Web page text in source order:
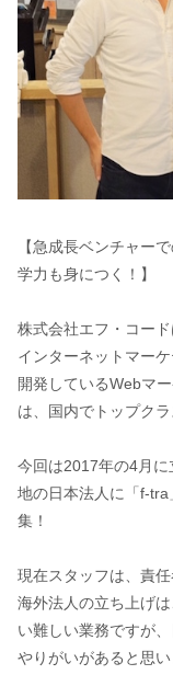
【急成長ベンチャー
学力も身につく！】
株式会社エフ・コー
インターネットマー
開発しているWebマ
は、国内でトップク
今回は2017年の4月
地の日本法人に「f-
集！
現在スタッフは、責
海外法人の立ち上げ
い難しい業務ですが
やりがいがあると思い